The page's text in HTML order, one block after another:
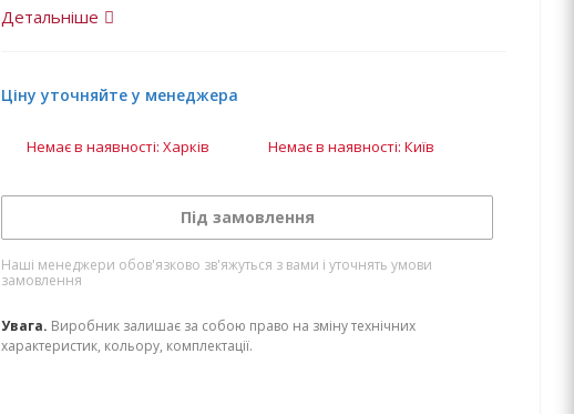
Детальніше
Ціну уточняйте у менеджера
Немає в наявності: Харків Немає в наявності: Київ
Під замовлення
Наші менеджери обов'язково зв'яжуться з вами і уточнять умови
замовлення
Увага. Виробник залишає за собою право на зміну технічних
характеристик, кольору, комплектації.